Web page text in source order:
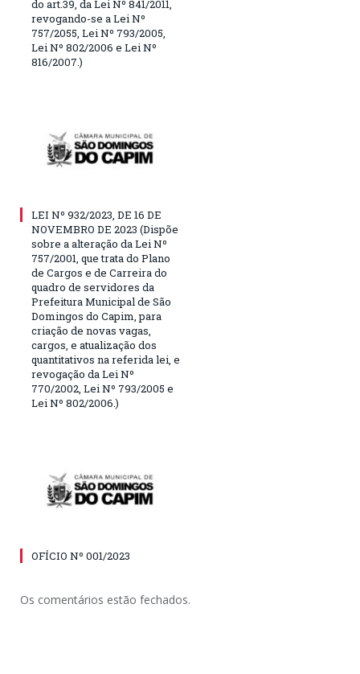
do art.39, da Lei Nº 841/2011,
revogando-se a Lei Nº
757/2055, Lei Nº 793/2005,
Lei Nº 802/2006 e Lei Nº
816/2007.)
LEI Nº 932/2023, DE 16 DE
NOVEMBRO DE 2023 (Dispõe
sobre a alteração da Lei Nº
757/2001, que trata do Plano
de Cargos e de Carreira do
quadro de servidores da
Prefeitura Municipal de São
Domingos do Capim, para
criação de novas vagas,
cargos, e atualização dos
quantitativos na referida lei, e
revogação da Lei Nº
770/2002, Lei Nº 793/2005 e
Lei Nº 802/2006.)
OFÍCIO Nº 001/2023
Os comentários estão fechados.